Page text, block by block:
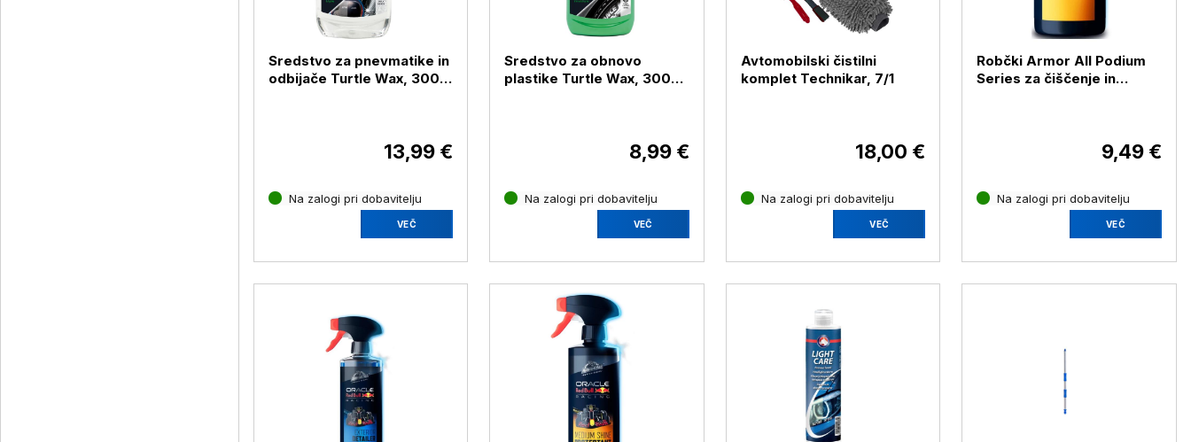
Sredstvo za pnevmatike in
odbijače Turtle Wax, 300
13,99 €
Na zalogi pri dobavitelju
VEČ
Sredstvo za obnovo
plastike Turtle Wax, 300
8,99 €
Na zalogi pri dobavitelju
VEČ
Avtomobilski čistilni
komplet Technikar, 7/1
18,00 €
Na zalogi pri dobavitelju
VEČ
Robčki Armor All Podium
Series za čiščenje in
9,49 €
Na zalogi pri dobavitelju
VEČ